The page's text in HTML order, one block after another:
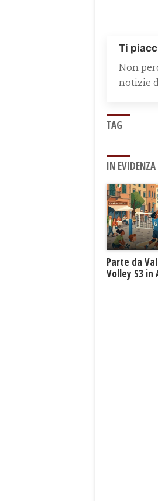
Ti
Non
notizie
TAG
IN EVIDENZA
Parte da
Volley S3 in